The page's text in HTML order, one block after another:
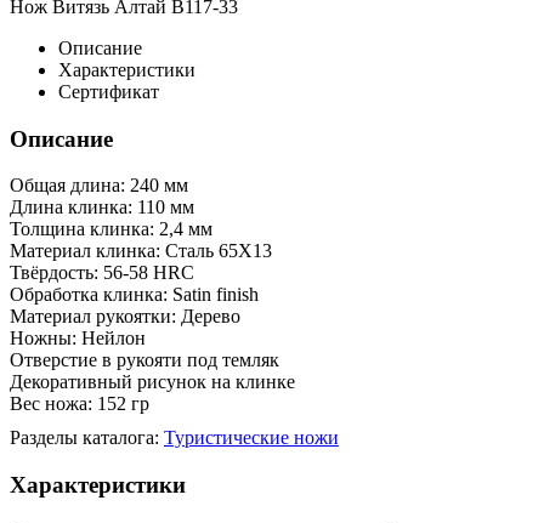
Нож Витязь Алтай B117-33
Описание
Характеристики
Сертификат
Описание
Общая длина: 240 мм
Длина клинка: 110 мм
Толщина клинка: 2,4 мм
Материал клинка: Сталь 65Х13
Твёрдость: 56-58 HRC
Обработка клинка: Satin finish
Материал рукоятки: Дерево
Ножны: Нейлон
Отверстие в рукояти под темляк
Декоративный рисунок на клинке
Вес ножа: 152 гр
Разделы каталога: Туристические ножи
Характеристики